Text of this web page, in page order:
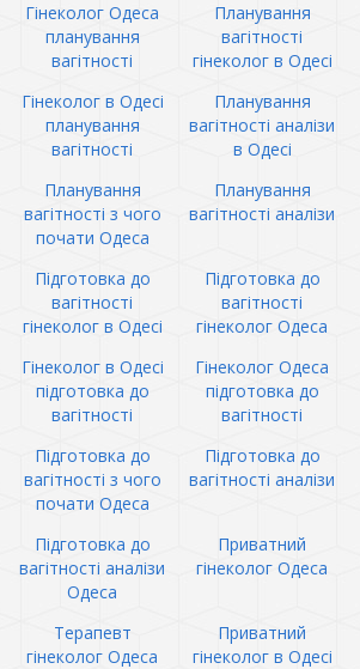
Гінеколог Одеса
планування
вагітності
Планування
вагітності
гінеколог в Одесі
Гінеколог в Одесі
планування
вагітності
Планування
вагітності аналізи
в Одесі
Планування
вагітності з чого
почати Одеса
Планування
вагітності аналізи
Підготовка до
вагітності
гінеколог в Одесі
Підготовка до
вагітності
гінеколог Одеса
Гінеколог в Одесі
підготовка до
вагітності
Гінеколог Одеса
підготовка до
вагітності
Підготовка до
вагітності з чого
почати Одеса
Підготовка до
вагітності аналізи
Підготовка до
вагітності аналізи
Одеса
Приватний
гінеколог Одеса
Терапевт
гінеколог Одеса
Приватний
гінеколог в Одесі